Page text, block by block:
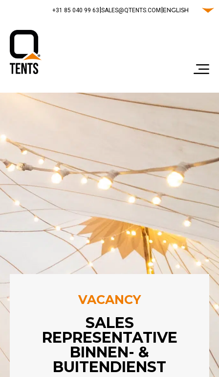
‭+31 85 040 99 63‬|SALES@QTENTS.COM |ENGLISH
VACANCY
SALES
REPRESENTATIVE
BINNEN- &
BUITENDIENST